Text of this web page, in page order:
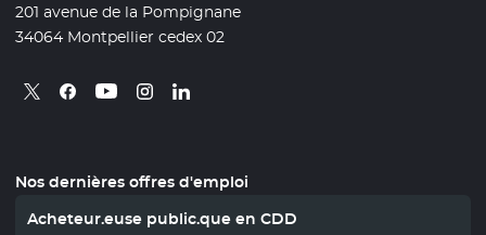
201 avenue de la Pompignane
34064 Montpellier cedex 02
Retrouvez nous sur X
- Nouvelle fenêtre
Retrouvez nous sur Facebook
- Nouvelle fenêtre
Retrouvez nous sur Youtube
- Nouvelle fenêtre
Retrouvez nous sur Instagram
- Nouvelle fenêtre
Retrouvez nous sur Linkedin
- Nouvelle fenêtre
Nos dernières offres d'emploi
Acheteur.euse public.que en CDD